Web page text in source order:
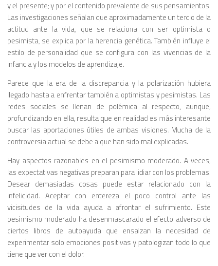
y el presente; y por el contenido prevalente de sus pensamientos.
Las investigaciones señalan que aproximadamente un tercio de la
actitud ante la vida, que se relaciona con ser optimista o
pesimista, se explica por la herencia genética. También influye el
estilo de personalidad que se configura con las vivencias de la
infancia y los modelos de aprendizaje.
Parece que la era de la discrepancia y la polarización hubiera
llegado hasta a enfrentar también a optimistas y pesimistas. Las
redes sociales se llenan de polémica al respecto, aunque,
profundizando en ella, resulta que en realidad es más interesante
buscar las aportaciones útiles de ambas visiones. Mucha de la
controversia actual se debe a que han sido mal explicadas.
Hay aspectos razonables en el pesimismo moderado. A veces,
las expectativas negativas preparan para lidiar con los problemas.
Desear demasiadas cosas puede estar relacionado con la
infelicidad. Aceptar con entereza el poco control ante las
vicisitudes de la vida ayuda a afrontar el sufrimiento. Este
pesimismo moderado ha desenmascarado el efecto adverso de
ciertos libros de autoayuda que ensalzan la necesidad de
experimentar solo emociones positivas y patologizan todo lo que
tiene que ver con el dolor.